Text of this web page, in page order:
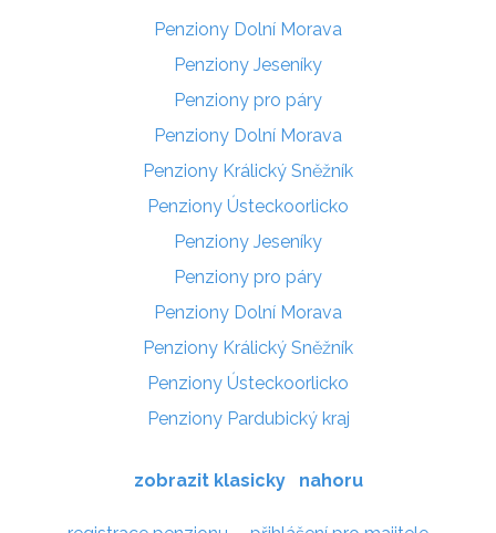
Penziony Dolní Morava
Penziony Jeseníky
Penziony pro páry
Penziony Dolní Morava
Penziony Králický Sněžník
Penziony Ústeckoorlicko
Penziony Jeseníky
Penziony pro páry
Penziony Dolní Morava
Penziony Králický Sněžník
Penziony Ústeckoorlicko
Penziony Pardubický kraj
zobrazit klasicky nahoru